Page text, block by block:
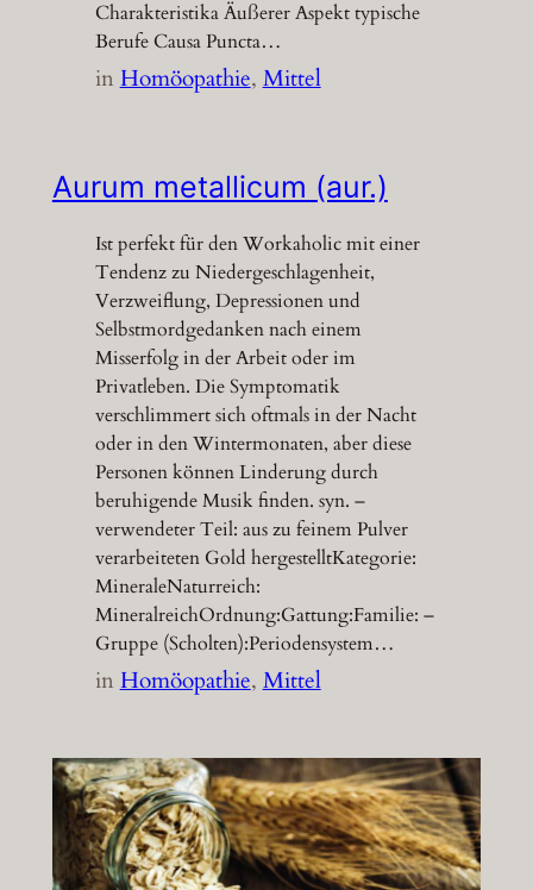
Charakteristika Äußerer Aspekt typische
Berufe Causa Puncta…
inHomöopathie, Mittel
Aurum metallicum (aur.)
Ist perfekt für den Workaholic mit einer
Tendenz zu Niedergeschlagenheit,
Verzweiflung, Depressionen und
Selbstmordgedanken nach einem
Misserfolg in der Arbeit oder im
Privatleben. Die Symptomatik
verschlimmert sich oftmals in der Nacht
oder in den Wintermonaten, aber diese
Personen können Linderung durch
beruhigende Musik finden. syn. –
verwendeter Teil: aus zu feinem Pulver
verarbeiteten Gold hergestelltKategorie:
MineraleNaturreich:
MineralreichOrdnung:Gattung:Familie: –
Gruppe (Scholten):Periodensystem…
inHomöopathie, Mittel